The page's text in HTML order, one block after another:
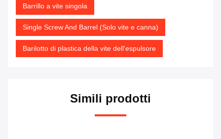
Barrillo a vite singola
Single Screw And Barrel (Solo vite e canna)
Barilotto di plastica della vite dell'espulsore
Simili prodotti